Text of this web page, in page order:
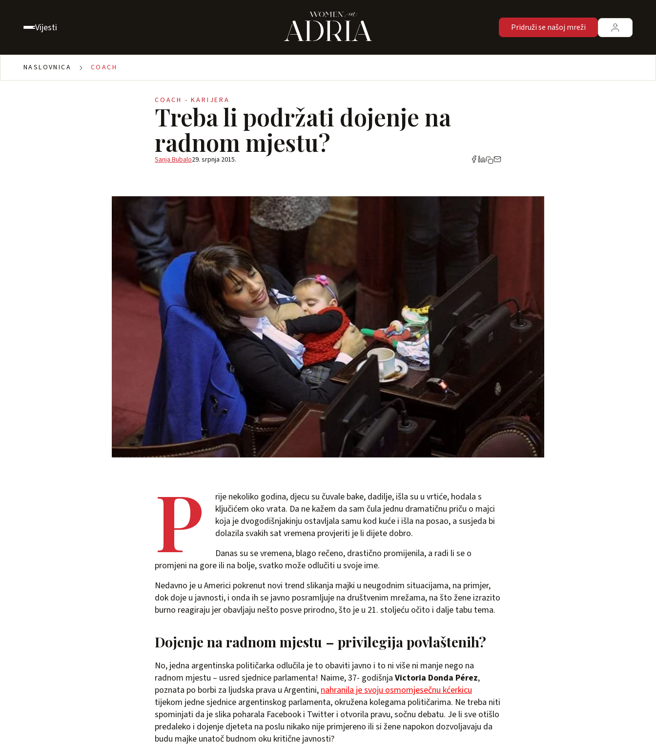
Vijesti Pridruži se našoj mreži
NASLOVNICA COACH
COACH - KARIJERA
Treba li podržati dojenje na
radnom mjestu?
Sanja Bubalo29. srpnja 2015.
P
rije nekoliko godina, djecu su čuvale bake, dadilje, išla su u vrtiće, hodala s
ključićem oko vrata. Da ne kažem da sam čula jednu dramatičnu priču o majci
koja je dvogodišnjakinju ostavljala samu kod kuće i išla na posao, a susjeda bi
dolazila svakih sat vremena provjeriti je li dijete dobro.
Danas su se vremena, blago rečeno, drastično promijenila, a radi li se o
promjeni na gore ili na bolje, svatko može odlučiti u svoje ime.
Nedavno je u Americi pokrenut novi trend slikanja majki u neugodnim situacijama, na primjer,
dok doje u javnosti, i onda ih se javno posramljuje na društvenim mrežama, na što žene izrazito
burno reagiraju jer obavljaju nešto posve prirodno, što je u 21. stoljeću očito i dalje tabu tema.
Dojenje na radnom mjestu – privilegija povlaštenih?
No, jedna argentinska političarka odlučila je to obaviti javno i to ni više ni manje nego na
radnom mjestu – usred sjednice parlamenta! Naime, 37- godišnja Victoria Donda Pérez,
poznata po borbi za ljudska prava u Argentini,nahranila je svoju osmomjesečnu kćerkicu
tijekom jedne sjednice argentinskog parlamenta, okružena kolegama političarima. Ne treba niti
spominjati da je slika poharala Facebook i Twitter i otvorila pravu, sočnu debatu. Je li sve otišlo
predaleko i dojenje djeteta na poslu nikako nije primjereno ili si žene napokon dozvoljavaju da
budu majke unatoč budnom oku kritične javnosti?